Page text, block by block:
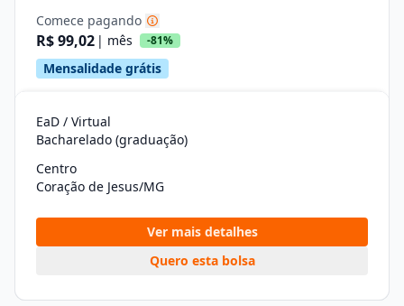
Comece pagando
R$ 99,02 | mês -81%
Mensalidade grátis
EaD / Virtual
Bacharelado (graduação)
Centro
Coração de Jesus/MG
Ver mais detalhes
Quero esta bolsa